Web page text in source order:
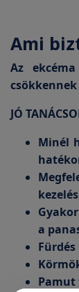
Ami
Az
JÓ
Minél
a
Pamut